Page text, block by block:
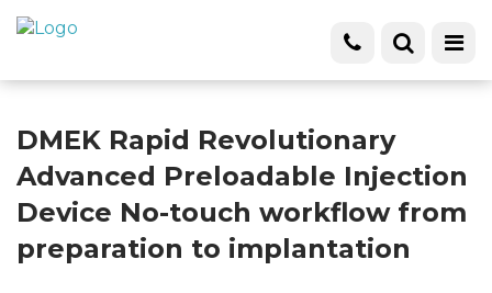
DMEK Rapid Revolutionary
Advanced Preloadable Injection
Device No-touch workflow from
preparation to implantation